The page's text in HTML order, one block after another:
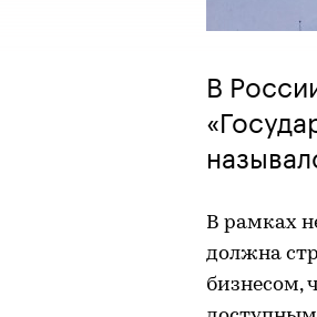
В
В рамках
должна
бизнесом,